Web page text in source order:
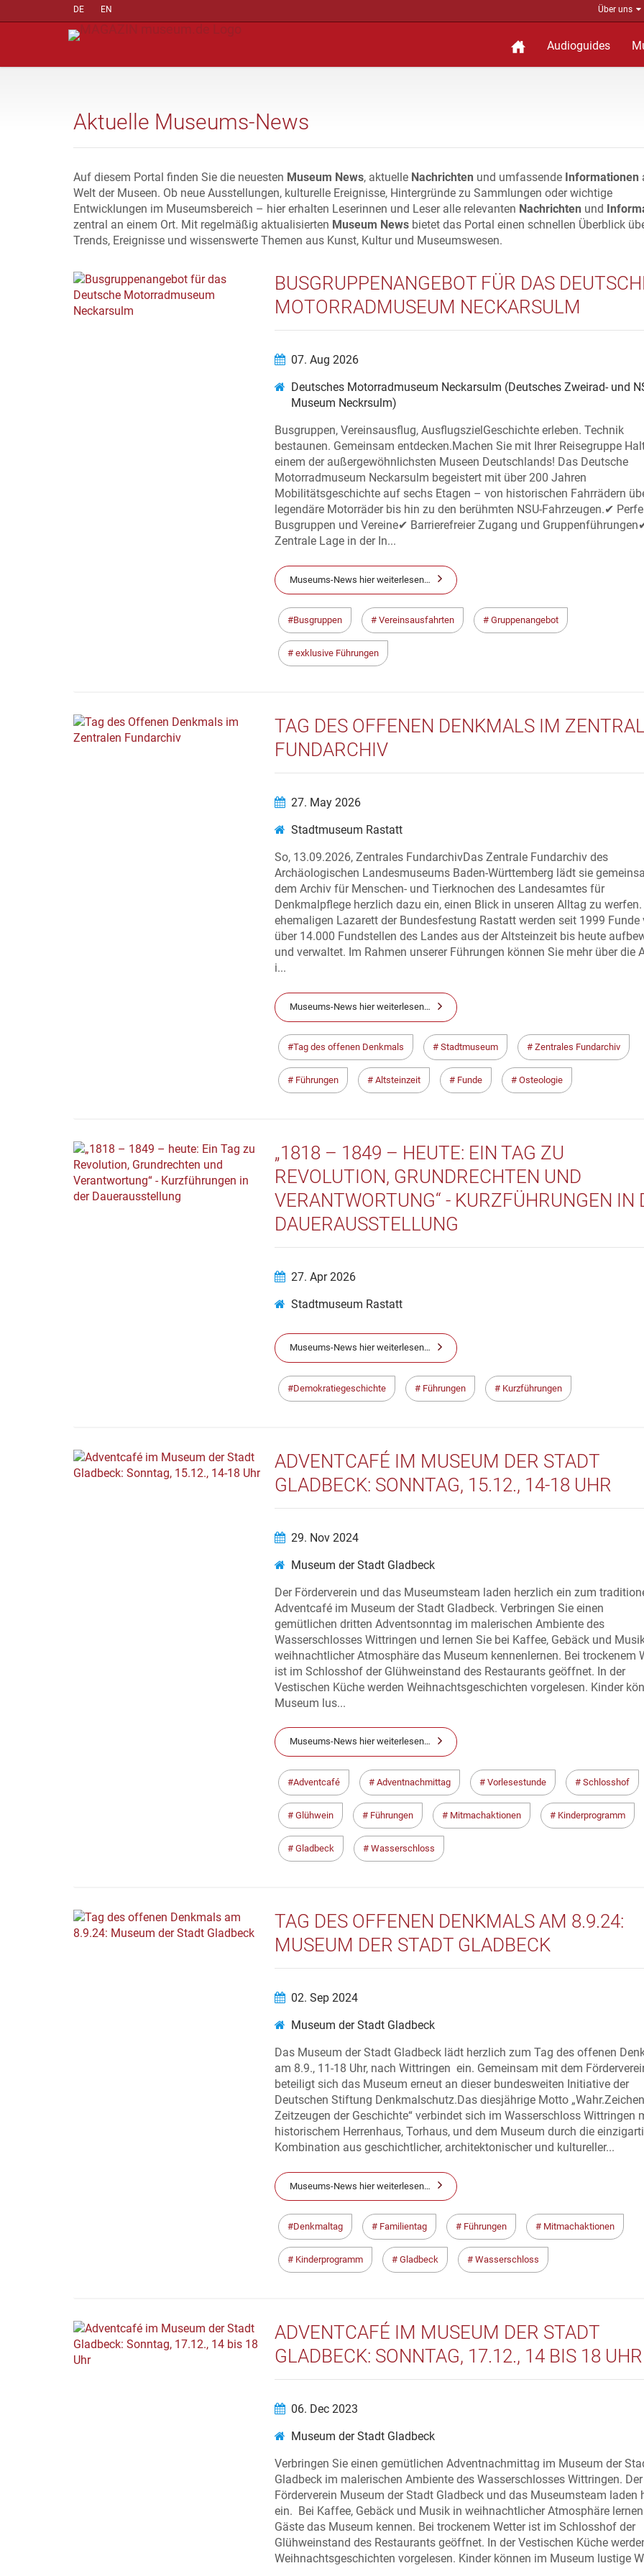
DE EN Über uns
Audioguides
Aktuelle Museums-News
Auf diesem Portal finden Sie die neuesten Museum News, aktuelle Nachrichten und umfassende Informationen
Welt der Museen. Ob neue Ausstellungen, kulturelle Ereignisse, Hintergründe zu Sammlungen oder wichtige
Entwicklungen im Museumsbereich – hier erhalten Leserinnen und Leser alle relevanten Nachrichten und
zentral an einem Ort. Mit regelmäßig aktualisierten Museum News bietet das Portal einen schnellen Überblick
Trends, Ereignisse und wissenswerte Themen aus Kunst, Kultur und Museumswesen.
BUSGRUPPENANGEBOT FÜR DAS
MOTORRADMUSEUM NECKARSULM
07. Aug 2026
Deutsches Motorradmuseum Neckarsulm (Deutsches Zweirad- und
Museum Neckrsulm)
Busgruppen, Vereinsausflug, AusflugszielGeschichte erleben. Technik
bestaunen. Gemeinsam entdecken.Machen Sie mit Ihrer Reisegruppe
einem der außergewöhnlichsten Museen Deutschlands! Das Deutsche
Motorradmuseum Neckarsulm begeistert mit über 200 Jahren
Mobilitätsgeschichte auf sechs Etagen – von historischen Fahrrädern
legendäre Motorräder bis hin zu den berühmten NSU-Fahrzeugen.✔
Busgruppen und Vereine✔ Barrierefreier Zugang und
Zentrale Lage in der In...
Museums-News hier weiterlesen…
Busgruppen Vereinsausfahrten Gruppenangebot
exklusive Führungen
TAG DES OFFENEN DENKMALS IM
FUNDARCHIV
27. May 2026
Stadtmuseum Rastatt
So, 13.09.2026, Zentrales FundarchivDas Zentrale Fundarchiv des
Archäologischen Landesmuseums Baden-Württemberg lädt sie
dem Archiv für Menschen- und Tierknochen des Landesamtes für
Denkmalpflege herzlich dazu ein, einen Blick in unseren Alltag zu
ehemaligen Lazarett der Bundesfestung Rastatt werden seit 1999 Funde
über 14.000 Fundstellen des Landes aus der Altsteinzeit bis heute
und verwaltet. Im Rahmen unserer Führungen können Sie mehr über die
i...
Museums-News hier weiterlesen…
Tag des offenen Denkmals Stadtmuseum Zentrales Fundarchiv
Führungen Altsteinzeit Funde Osteologie
„1818 – 1849 – HEUTE: EIN TAG ZU
REVOLUTION, GRUNDRECHTEN UND
VERANTWORTUNG“ - KURZFÜHRUNGEN IN
DAUERAUSSTELLUNG
27. Apr 2026
Stadtmuseum Rastatt
Museums-News hier weiterlesen…
Demokratiegeschichte Führungen Kurzführungen
ADVENTCAFÉ IM MUSEUM DER STADT
GLADBECK: SONNTAG, 15.12., 14-18 UHR
29. Nov 2024
Museum der Stadt Gladbeck
Der Förderverein und das Museumsteam laden herzlich ein zum
Adventcafé im Museum der Stadt Gladbeck. Verbringen Sie einen
gemütlichen dritten Adventsonntag im malerischen Ambiente des
Wasserschlosses Wittringen und lernen Sie bei Kaffee, Gebäck und
weihnachtlicher Atmosphäre das Museum kennenlernen. Bei trockenem
ist im Schlosshof der Glühweinstand des Restaurants geöffnet. In der
Vestischen Küche werden Weihnachtsgeschichten vorgelesen. Kinder
Museum lus...
Museums-News hier weiterlesen…
Adventcafé Adventnachmittag Vorlesestunde Schlosshof
Glühwein Führungen Mitmachaktionen Kinderprogramm
Gladbeck Wasserschloss
TAG DES OFFENEN DENKMALS AM 8.9.24:
MUSEUM DER STADT GLADBECK
02. Sep 2024
Museum der Stadt Gladbeck
Das Museum der Stadt Gladbeck lädt herzlich zum Tag des offenen
am 8.9., 11-18 Uhr, nach Wittringen ein. Gemeinsam mit dem
beteiligt sich das Museum erneut an dieser bundesweiten Initiative der
Deutschen Stiftung Denkmalschutz.Das diesjährige Motto
Zeitzeugen der Geschichte“ verbindet sich im Wasserschloss Wittringen
historischem Herrenhaus, Torhaus, und dem Museum durch die
Kombination aus geschichtlicher, architektonischer und kultureller...
Museums-News hier weiterlesen…
Denkmaltag Familientag Führungen Mitmachaktionen
Kinderprogramm Gladbeck Wasserschloss
ADVENTCAFÉ IM MUSEUM DER STADT
GLADBECK: SONNTAG, 17.12., 14 BIS 18 UHR
06. Dec 2023
Museum der Stadt Gladbeck
Verbringen Sie einen gemütlichen Adventnachmittag im Museum der
Gladbeck im malerischen Ambiente des Wasserschlosses Wittringen. Der
Förderverein Museum der Stadt Gladbeck und das Museumsteam laden
ein. Bei Kaffee, Gebäck und Musik in weihnachtlicher Atmosphäre
Gäste das Museum kennen. Bei trockenem Wetter ist im Schlosshof der
Glühweinstand des Restaurants geöffnet. In der Vestischen Küche
Weihnachtsgeschichten vorgelesen. Kinder können im Museum lustige